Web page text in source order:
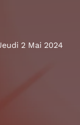
2 Mai 2024